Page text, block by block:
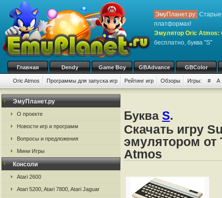
ЭмуПланет.ру: Старые
платформах!
Эмулятор Oric Atmos:
бесплатно, буква "S"
Главная Dendy Game Boy GBAdvance GBColor
Oric Atmos Программы для запуска игр Рейтинг игр Обзоры Игры: # A
ЭмуПланет.ру
О проекте
Новости игр и программ
Вопросы и предложения
Мини Игры
Консоли
Atari 2600
Atari 5200, Atari 7800, Atari Jaguar
Буква S.
Скачать игру
эмулятором от
Atmos